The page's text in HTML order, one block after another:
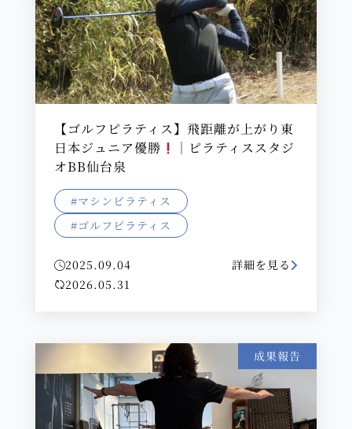
【ゴルフピラティス】飛距離が上がり東
日本ジュニア優勝
｜ピラティススタジ
オBB仙台泉
#マシンピラティス
#ゴルフピラティス
2025.09.04
2026.05.31
詳細を見る
成果報告